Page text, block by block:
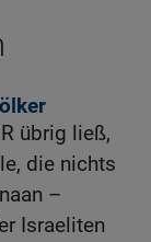
übrig ließ,
die nichts
–
Israeliten